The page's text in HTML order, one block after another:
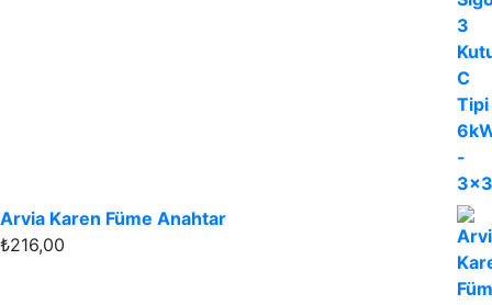
Arvia Karen Füme Anahtar
₺216,00